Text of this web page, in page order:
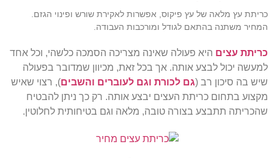
כריתת עץ מלאה של עץ פיקוס, אפשרות לאקירת שורש ופינוי הגזם.
המחיר משתנה בהתאם לגודל ומורכבות העבודה.
כריתת עצים היא פעולה שאינה מצריכה הסמכה כלשהי, וכל אחד
למעשה יכול לבצע אותה. אך בכל זאת, מכיוון שמדובר בפעולה
שיש בה סיכון רב (גם לכורת וגם לעוברים והשבים), רצוי שאיש
מקצוע בתחום כריתת העצים יבצע אותה. רק כך ניתן להבטיח
שהכריתה תתבצע בצורה טובה, מלאה וגם בטיחותית לחלוטין.